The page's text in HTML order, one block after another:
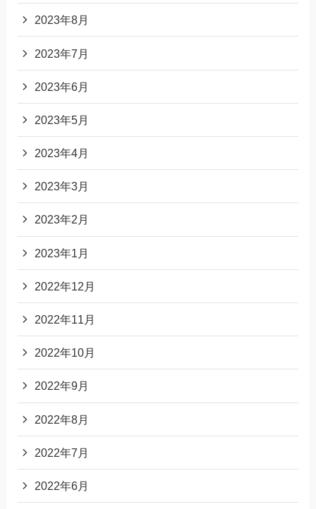
2023年8月
2023年7月
2023年6月
2023年5月
2023年4月
2023年3月
2023年2月
2023年1月
2022年12月
2022年11月
2022年10月
2022年9月
2022年8月
2022年7月
2022年6月